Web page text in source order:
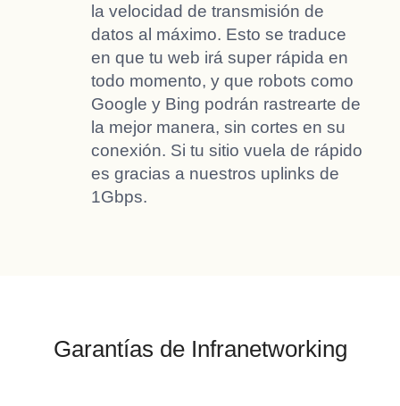
la velocidad de transmisión de
datos al máximo. Esto se traduce
en que tu web irá super rápida en
todo momento, y que robots como
Google y Bing podrán rastrearte de
la mejor manera, sin cortes en su
conexión. Si tu sitio vuela de rápido
es gracias a nuestros uplinks de
1Gbps.
Garantías de Infranetworking